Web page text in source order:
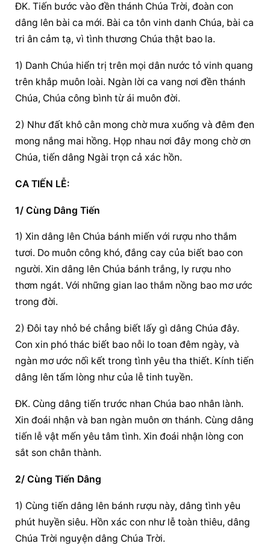
ÐK. Tiến bước vào đền thánh Chúa Trời, đoàn con
dâng lên bài ca mới. Bài ca tôn vinh danh Chúa, bài ca
tri ân cảm tạ, vì tình thương Chúa thật bao la.
1) Danh Chúa hiển trị trên mọi dân nước tỏ vinh quang
trên khắp muôn loài. Ngàn lời ca vang nơi đền thánh
Chúa, Chúa công bình từ ái muôn đời.
2) Như đất khô cằn mong chờ mưa xuống và đêm đen
mong nắng mai hồng. Họp nhau nơi đây mong chờ ơn
Chúa, tiến dâng Ngài trọn cả xác hồn.
CA TIẾN LỄ:
1/ Cùng Dâng Tiến
1) Xin dâng lên Chúa bánh miến với rượu nho thắm
tươi. Do muôn công khó, đắng cay của biết bao con
người. Xin dâng lên Chúa bánh trắng, ly rượu nho
thơm ngát. Với những gian lao thắm nồng bao mơ ước
trong đời.
2) Đôi tay nhỏ bé chẳng biết lấy gì dâng Chúa đây.
Con xin phó thác biết bao nỗi lo toan đêm ngày, và
ngàn mơ ước nối kết trong tình yêu tha thiết. Kính tiến
dâng lên tấm lòng như của lễ tinh tuyền.
ĐK. Cùng dâng tiến trước nhan Chúa bao nhân lành.
Xin đoái nhận và ban ngàn muôn ơn thánh. Cùng dâng
tiến lễ vật mến yêu tâm tình. Xin đoái nhận lòng con
sắt son chân thành.
2/ Cùng Tiến Dâng
1) Cùng tiến dâng lên bánh rượu này, dâng tình yêu
phút huyền siêu. Hồn xác con như lễ toàn thiêu, dâng
Chúa Trời nguyện dâng Chúa Trời.